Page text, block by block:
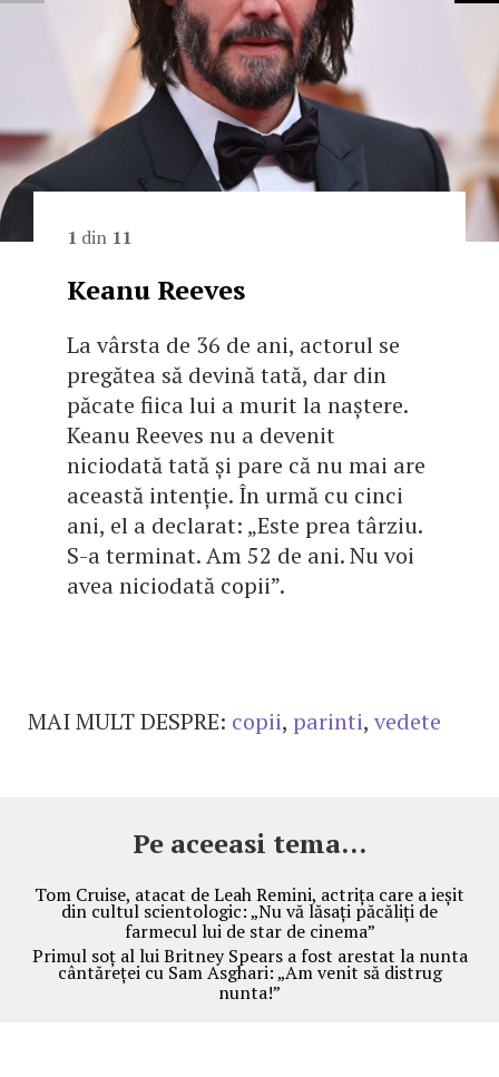
1 din 11
Keanu Reeves
La vârsta de 36 de ani, actorul se
pregătea să devină tată, dar din
păcate fiica lui a murit la naștere.
Keanu Reeves nu a devenit
niciodată tată și pare că nu mai are
această intenție. În urmă cu cinci
ani, el a declarat: „Este prea târziu.
S-a terminat. Am 52 de ani. Nu voi
avea niciodată copii”.
MAI MULT DESPRE: copii, parinti, vedete
Pe aceeasi tema...
Tom Cruise, atacat de Leah Remini, actrița care a ieșit
din cultul scientologic: „Nu vă lăsați păcăliți de
farmecul lui de star de cinema”
Primul soț al lui Britney Spears a fost arestat la nunta
cântăreței cu Sam Asghari: „Am venit să distrug
nunta!”